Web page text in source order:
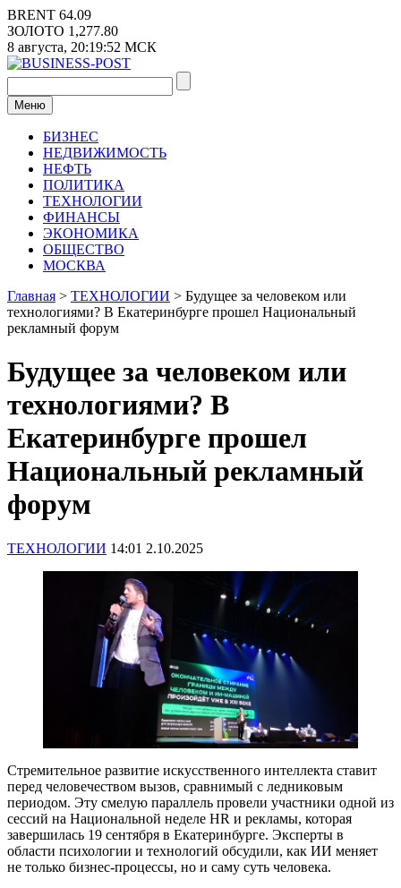
Перейти
к
содержимому
BRENT 64.09
ЗОЛОТО 1,277.80
8 августа, 20:19:52 МСК
Меню
БИЗНЕС
НЕДВИЖИМОСТЬ
НЕФТЬ
ПОЛИТИКА
ТЕХНОЛОГИИ
ФИНАНСЫ
ЭКОНОМИКА
ОБЩЕСТВО
МОСКВА
Главная > ТЕХНОЛОГИИ > Будущее за человеком или
технологиями? В Екатеринбурге прошел Национальный
рекламный форум
Будущее за человеком или
технологиями? В
Екатеринбурге прошел
Национальный рекламный
форум
ТЕХНОЛОГИИ 14:01 2.10.2025
Стремительное развитие искусственного интеллекта ставит
перед человечеством вызов, сравнимый с ледниковым
периодом. Эту смелую параллель провели участники одной из
сессий на Национальной неделе HR и рекламы, которая
завершилась 19 сентября в Екатеринбурге. Эксперты в
области психологии и технологий обсудили, как ИИ меняет
не только бизнес-процессы, но и саму суть человека.